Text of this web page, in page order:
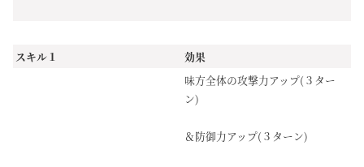
スキル１ 効果
味方全体の攻撃力アップ(３ター
ン)
＆防御力アップ(３ターン)